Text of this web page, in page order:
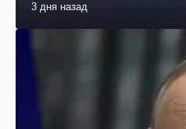
3 дня назад